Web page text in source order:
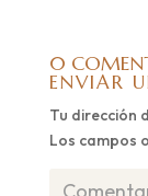
0
ENVIAR
Tu dirección
Los campos